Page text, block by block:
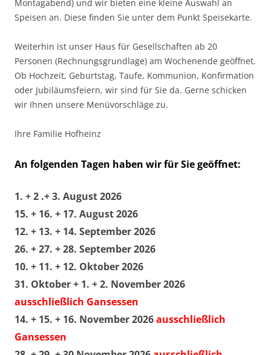
Montagabend) und wir bieten eine kleine Auswahl an
Speisen an. Diese finden Sie unter dem Punkt Speisekarte.
Weiterhin ist unser Haus für Gesellschaften ab 20
Personen (Rechnungsgrundlage) am Wochenende geöffnet.
Ob Hochzeit, Geburtstag, Taufe, Kommunion, Konfirmation
oder Jubiläumsfeiern, wir sind für Sie da. Gerne schicken
wir Ihnen unsere Menüvorschläge zu.
Ihre Familie Hofheinz
An folgenden Tagen haben wir für Sie geöffnet:
1. + 2 .+ 3. August 2026
15. + 16. + 17. August 2026
12. + 13. + 14. September 2026
26. + 27. + 28. September 2026
10. + 11. + 12. Oktober 2026
31. Oktober + 1. + 2. November 2026
ausschließlich Gansessen
14. + 15. + 16. November 2026ausschließlich
Gansessen